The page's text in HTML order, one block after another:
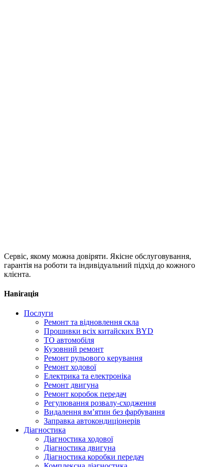
Сервіс, якому можна довіряти. Якісне обслуговування,
гарантія на роботи та індивідуальний підхід до кожного
клієнта.
Навігація
Послуги
Ремонт та відновлення скла
Прошивки всіх китайских BYD
ТО автомобіля
Кузовний ремонт
Ремонт рульового керування
Ремонт ходової
Електрика та електроніка
Ремонт двигуна
Ремонт коробок передач
Регулювання розвалу-сходження
Видалення вм’ятин без фарбування
Заправка автокондиціонерів
Діагностика
Діагностика ходової
Діагностика двигуна
Діагностика коробки передач